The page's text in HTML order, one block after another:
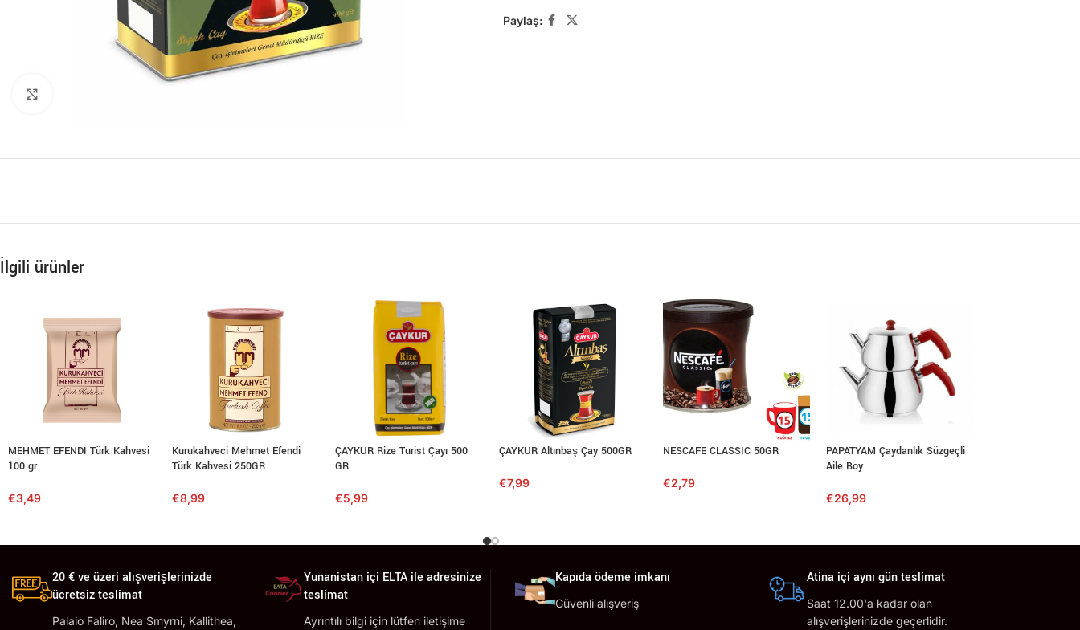
Paylaş:
İlgili ürünler
MEHMET EFENDİ Türk Kahvesi
100 gr
€3,49
Kurukahveci Mehmet Efendi
Türk Kahvesi 250GR
€8,99
ÇAYKUR Rize Turist Çayı 500
GR
€5,99
ÇAYKUR Altınbaş Çay 500GR
€7,99
NESCAFE CLASSIC 50GR
€2,79
PAPATYAM Çaydanlık Süzgeçli
Aile Boy
€26,99
20 € ve üzeri alışverişlerinizde
ücretsiz teslimat
Palaio Faliro, Nea Smyrni, Kallithea,
Yunanistan içi ELTA ile adresinize
teslimat
Ayrıntılı bilgi için lütfen iletişime
Kapıda ödeme imkanı
Güvenli alışveriş
Atina içi aynı gün teslimat
Saat 12.00'a kadar olan
alışverişlerinizde geçerlidir.